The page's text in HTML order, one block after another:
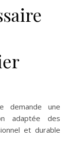
demande une
adaptée des
et durable